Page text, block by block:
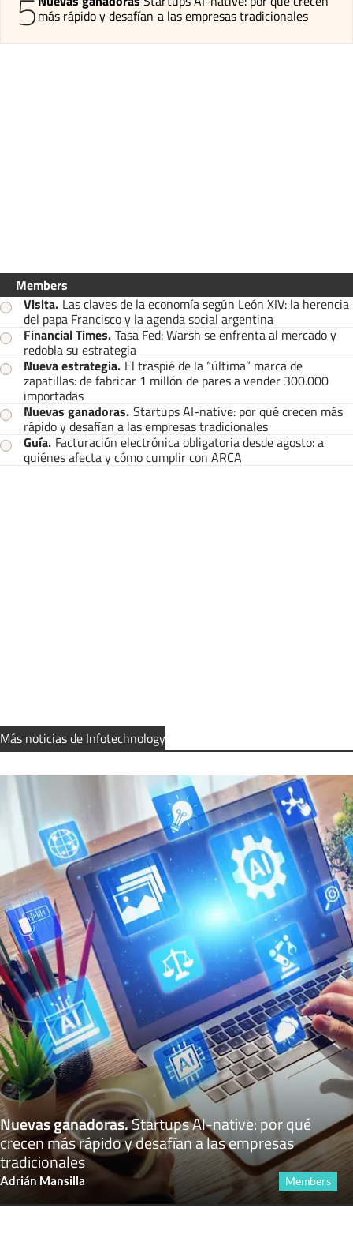
más rápido y desafían a las empresas tradicionales
Members
Visita. Las claves de la economía según León XIV: la herencia
del papa Francisco y la agenda social argentina
Financial Times. Tasa Fed: Warsh se enfrenta al mercado y
redobla su estrategia
Nueva estrategia. El traspié de la “última” marca de
zapatillas: de fabricar 1 millón de pares a vender 300.000
importadas
Nuevas ganadoras. Startups AI-native: por qué crecen más
rápido y desafían a las empresas tradicionales
Guía. Facturación electrónica obligatoria desde agosto: a
quiénes afecta y cómo cumplir con ARCA
Más noticias de Infotechnology
Nuevas ganadoras.Startups AI-native: por qué
crecen más rápido y desafían a las empresas
tradicionales
Adrián Mansilla Members